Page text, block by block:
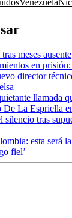
meses
en
director
llamada
De La Espriella
silencio tras
esta será
fiel’